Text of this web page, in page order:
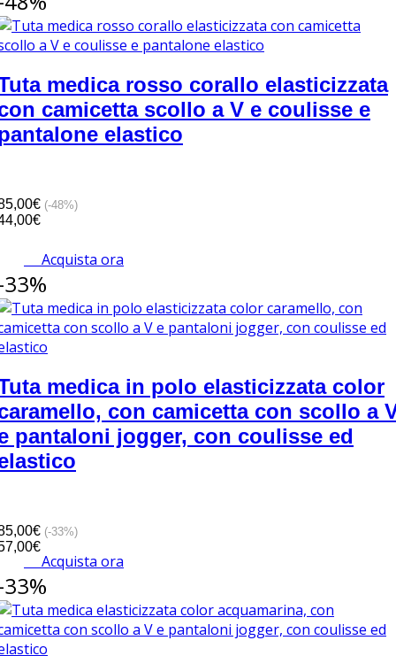
medica rosso corallo elasticizzata
camicetta scollo a V e coulisse e
elastico
(-48%)
Acquista ora
medica in polo elasticizzata color
con camicetta con scollo a
pantaloni jogger, con coulisse ed
(-33%)
Acquista ora